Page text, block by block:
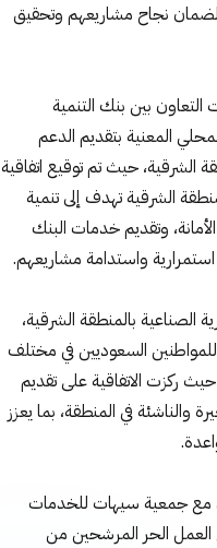
لضمان نجاح مشاريعهم وتحقيق
التعاون بين بنك التنمية
المعنية بتقديم الدعم
الشرقية، حيث تم توقيع اتفاقية
الشرقية تهدف إلى تنمية
وتقديم خدمات البنك
واستدامة مشاريعهم.
الصناعية بالمنطقة الشرقية،
السعوديين في مختلف
ركزت الاتفاقية على تقديم
والناشئة في المنطقة، بما يعزز
مع جمعية سيهات للخدمات
العمل الحر المرشحين من